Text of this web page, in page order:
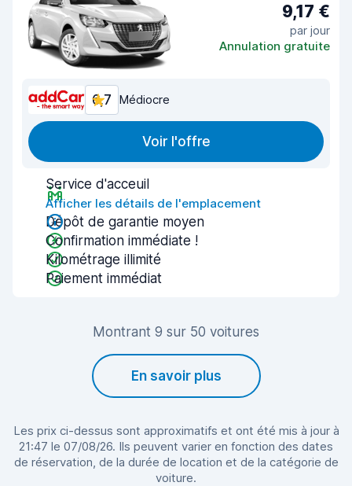
9,17 €
par jour
Annulation gratuite
6,7 Médiocre
Voir l'offre
Service d'acceuil
Afficher les détails de l'emplacement
Dépôt de garantie moyen
Confirmation immédiate !
Kilométrage illimité
Paiement immédiat
Montrant 9 sur 50 voitures
En savoir plus
Les prix ci-dessus sont approximatifs et ont été mis à jour à
21:47 le 07/08/26. Ils peuvent varier en fonction des dates
de réservation, de la durée de location et de la catégorie de
voiture.